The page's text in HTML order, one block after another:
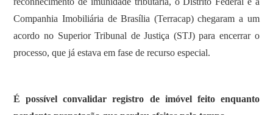
Companhia Imobiliária de Brasília (Terracap) chegaram a um
acordo no Superior Tribunal de Justiça (STJ) para encerrar o
processo, que já estava em fase de recurso especial.​​​​​​​​​
É possível convalidar registro de imóvel feito enquanto